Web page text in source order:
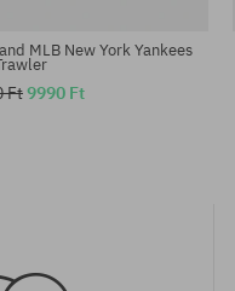
MLB New York Yankees
Ft9990 Ft